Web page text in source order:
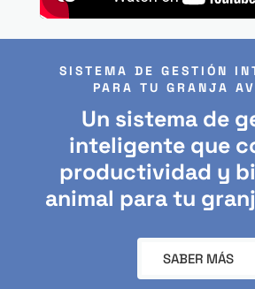
SISTEMA DE GESTIÓN
PARA TU GRANJA
Un sistema de
inteligente que
productividad y
animal para tu
SABER MÁS